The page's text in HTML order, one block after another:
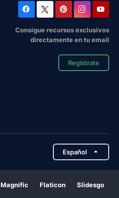
Consigue recursos exclusivos
directamente en tu email
Regístrate
Español
Magnific Flaticon Slidesgo